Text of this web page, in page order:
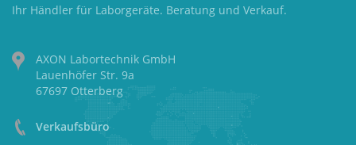
Ihr Händler für Laborgeräte. Beratung und Verkauf.
AXON Labortechnik GmbH
Lauenhöfer Str. 9a
67697 Otterberg
Verkaufsbüro